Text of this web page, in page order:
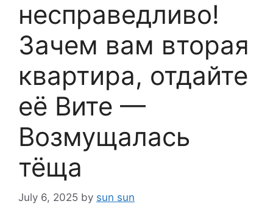
несправедливо!
Зачем вам вторая
квартира, отдайте
её Вите —
Возмущалась
тёща
July 6, 2025 by sun sun